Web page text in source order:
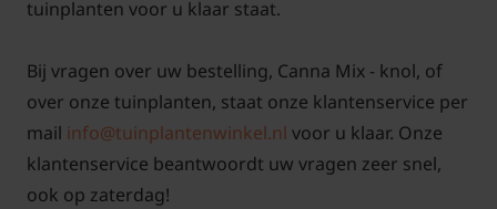
tuinplanten voor u klaar staat.
Bij vragen over uw bestelling, Canna Mix - knol, of
over onze tuinplanten, staat onze klantenservice per
mail info@tuinplantenwinkel.nl voor u klaar. Onze
klantenservice beantwoordt uw vragen zeer snel,
ook op zaterdag!